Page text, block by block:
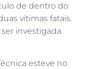
de dentro do
vítimas fatais.
investigada
esteve no